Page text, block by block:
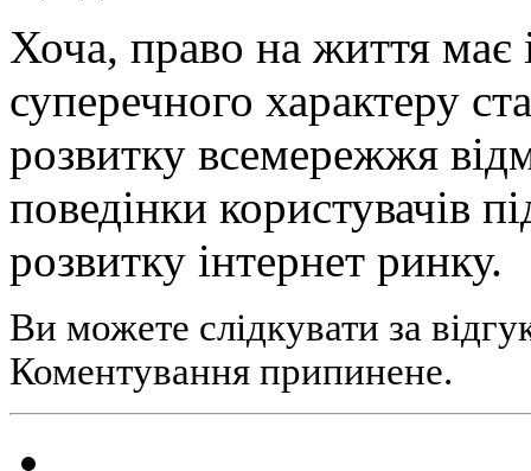
Хоча, право на життя має
суперечного характеру
розвитку всемережжя
поведінки користувачів
розвитку інтернет ринку.
Ви можете слідкувати за
Коментування припинене.